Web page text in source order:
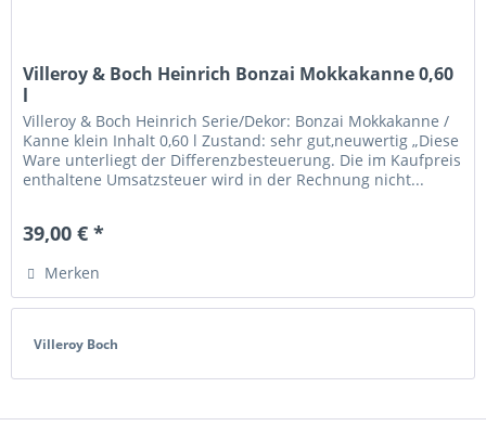
Villeroy & Boch Heinrich Bonzai Mokkakanne 0,60
l
Villeroy & Boch Heinrich Serie/Dekor: Bonzai Mokkakanne /
Kanne klein Inhalt 0,60 l Zustand: sehr gut,neuwertig „Diese
Ware unterliegt der Differenzbesteuerung. Die im Kaufpreis
enthaltene Umsatzsteuer wird in der Rechnung nicht...
39,00 € *
Merken
Villeroy Boch